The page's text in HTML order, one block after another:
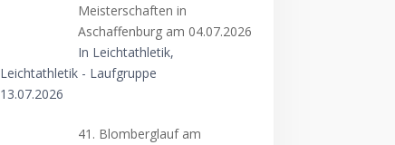
Meisterschaften in
Aschaffenburg am 04.07.2026
In Leichtathletik,
Leichtathletik - Laufgruppe
13.07.2026
41. Blomberglauf am